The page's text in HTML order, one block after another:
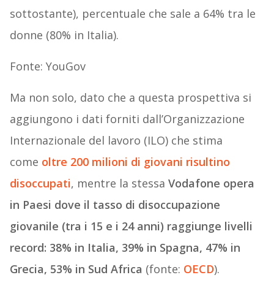
sottostante), percentuale che sale a 64% tra le
donne (80% in Italia).
Fonte: YouGov
Ma non solo, dato che a questa prospettiva si
aggiungono i dati forniti dall’Organizzazione
Internazionale del lavoro (ILO) che stima
come oltre 200 milioni di giovani risultino
disoccupati, mentre la stessa Vodafone opera
in Paesi dove il tasso di disoccupazione
giovanile (tra i 15 e i 24 anni) raggiunge livelli
record: 38% in Italia, 39% in Spagna, 47% in
Grecia, 53% in Sud Africa (fonte: OECD).